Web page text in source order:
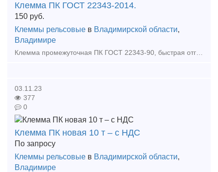
Клемма ПК ГОСТ 22343-2014.
150 руб.
Клеммы рельсовые в Владимирской области,
Владимире
Клемма промежуточная ПК ГОСТ 22343-90, быстрая отгрузка. Клемма ПК - Отличается особой прочностью, обеспечивают высокую эффективность зажима рельс, выдерживает большие нагрузки и отличается стойкост
03.11.23
377
0
Клемма ПК новая 10 т – с НДС
По запросу
Клеммы рельсовые в Владимирской области,
Владимире